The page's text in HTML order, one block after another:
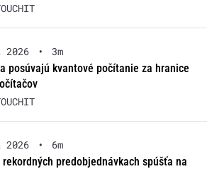
•
3m
posúvajú kvantové počítanie za hranice
•
6m
rekordných predobjednávkach spúšťa na